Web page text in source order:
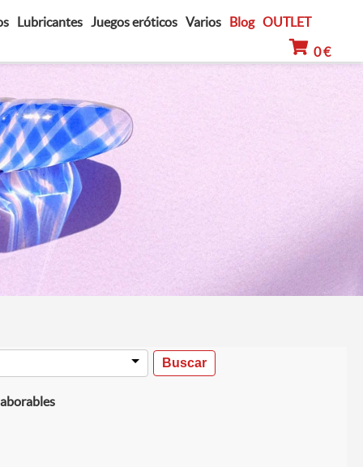
Lubricantes Juegos eróticos Varios Blog OUTLET
0 €